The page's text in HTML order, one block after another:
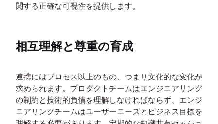
関する正確な可視性を提供します。
相互理解と尊重の育成
連携にはプロセス以上のもの、つまり文化的な変化が
求められます。プロダクトチームはエンジニアリング
の制約と技術的負債を理解しなければならず、エンジ
ニアリングチームはユーザーニーズとビジネス目標を